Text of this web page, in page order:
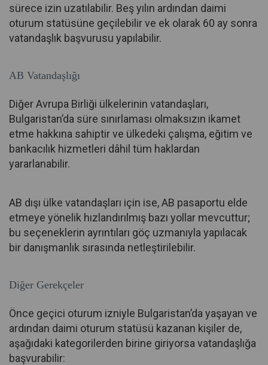
sürece izin uzatılabilir. Beş yılın ardından daimi
oturum statüsüne geçilebilir ve ek olarak 60 ay sonra
vatandaşlık başvurusu yapılabilir.
AB Vatandaşlığı
Diğer Avrupa Birliği ülkelerinin vatandaşları,
Bulgaristan’da süre sınırlaması olmaksızın ikamet
etme hakkına sahiptir ve ülkedeki çalışma, eğitim ve
bankacılık hizmetleri dâhil tüm haklardan
yararlanabilir.
AB dışı ülke vatandaşları için ise, AB pasaportu elde
etmeye yönelik hızlandırılmış bazı yollar mevcuttur;
bu seçeneklerin ayrıntıları göç uzmanıyla yapılacak
bir danışmanlık sırasında netleştirilebilir.
Diğer Gerekçeler
Önce geçici oturum izniyle Bulgaristan’da yaşayan ve
ardından daimi oturum statüsü kazanan kişiler de,
aşağıdaki kategorilerden birine giriyorsa vatandaşlığa
başvurabilir: